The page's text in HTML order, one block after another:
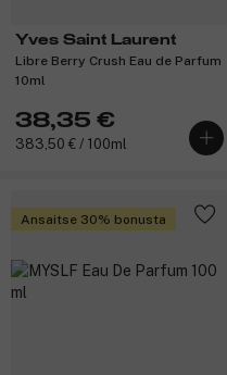
Yves Saint Laurent
Libre Berry Crush Eau de Parfum
10ml
38,35 €
383,50 € / 100ml
Ansaitse 30% bonusta